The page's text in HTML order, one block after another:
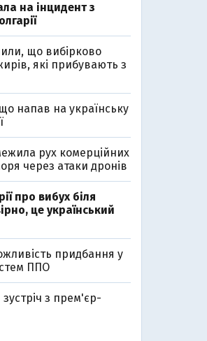
на інцидент з
що вибірково
які прибувають з
напав на українську
рух комерційних
через атаки дронів
про вибух біля
це український
придбання у
ППО
з прем'єр-